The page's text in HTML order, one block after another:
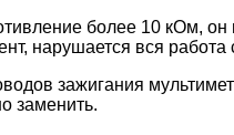
более 10 кОм,
нарушается вся
зажигания
заменить.